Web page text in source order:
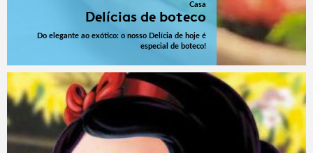
Casa
Delícias de boteco
Do elegante ao exótico: o nosso Delícia de hoje é
especial de boteco!